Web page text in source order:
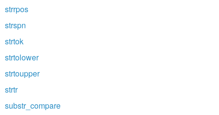
strrpos
strspn
strtok
strtolower
strtoupper
strtr
substr_compare